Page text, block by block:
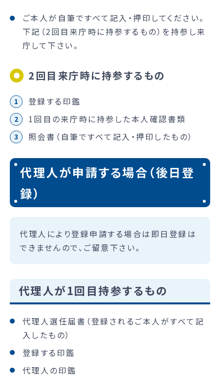
ご本人が自筆ですべて記入・押印してください。
下記（2回目来庁時に持参するもの）を持参し来
庁して下さい。
2回目来庁時に持参するもの
登録する印鑑
1回目の来庁時に持参した本人確認書類
照会書（自筆ですべて記入・押印したもの）
代理人が申請する場合（後日登
録）
代理人により登録申請する場合は即日登録は
できませんので、ご留意下さい。
代理人が1回目持参するもの
代理人選任届書（登録されるご本人がすべて記
入したもの）
登録する印鑑
代理人の印鑑